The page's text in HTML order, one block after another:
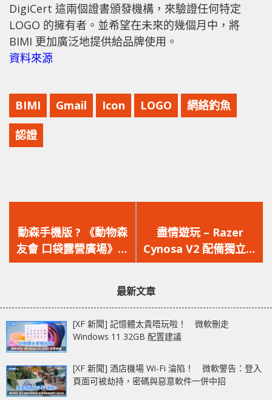
DigiCert 這兩個證書頒發機構，來驗證任何特定
LOGO 的擁有者。並希望在未來的幾個月中，將
BIMI 更加廣泛地提供給品牌使用。
資料來源
BIMI Gmail Icon LOGO 網絡釣魚
認證
一
篇
文
動森手機版 ? 《動物森
友會 口袋露營廣場》中
文版手遊 7/29 將正式
一
篇
文
盡情遊玩 – Razer
Cynosa V2 配備獨立編
程 RGB 背光鍵及媒體
最新文章
[XF 新聞] 記憶體太貴唔玩啦！ 微軟刪走
Windows 11 32GB 配置建議
[XF 新聞] 酒店機場 Wi-Fi 淪陷！ 微軟警告：登入
頁面可被劫持，密碼與惡意軟件一併中招